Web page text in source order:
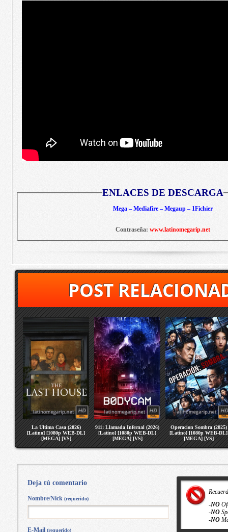
ENLACES DE DESCARGA
Mega – Mediafire – Megaup – 1Fichier
Contraseña: www.latinomegarip.net
POST
La Ultima Casa (2026)
[Latino] [1080p WEB-DL]
[MEGA] [VS]
911: Llamada Infernal (2026)
[Latino] [1080p WEB-DL]
[MEGA] [VS]
Operacion Sombra (2025)
[Latino] [1080p WEB-DL]
[MEGA] [VS]
-NO
-NO
-NO
Deja tú comentario
Nombre/Nick (requerido)
E-Mail (requerido)